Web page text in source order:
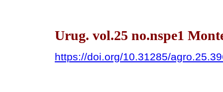
Urug. vol.25 no.nspe1
https://doi.org/10.31285/